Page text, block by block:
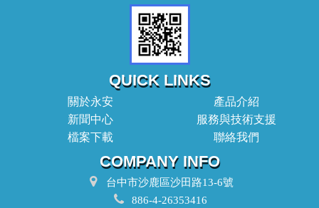
QUICK LINKS
關於永安
產品介紹
新聞中心
服務與技術支援
檔案下載
聯絡我們
COMPANY INFO
台中市沙鹿區沙田路13-6號
886-4-26353416